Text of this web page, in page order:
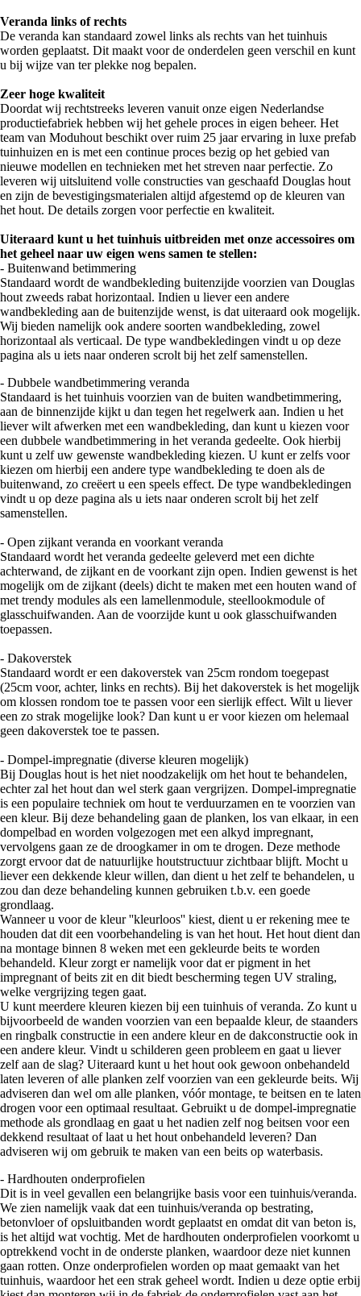
Veranda links of rechts
De veranda kan standaard zowel links als rechts van het tuinhuis
worden geplaatst. Dit maakt voor de onderdelen geen verschil en kunt
u bij wijze van ter plekke nog bepalen.
Zeer hoge kwaliteit
Doordat wij rechtstreeks leveren vanuit onze eigen Nederlandse
productiefabriek hebben wij het gehele proces in eigen beheer. Het
team van Moduhout beschikt over ruim 25 jaar ervaring in luxe prefab
tuinhuizen en is met een continue proces bezig op het gebied van
nieuwe modellen en technieken met het streven naar perfectie. Zo
leveren wij uitsluitend volle constructies van geschaafd Douglas hout
en zijn de bevestigingsmaterialen altijd afgestemd op de kleuren van
het hout. De details zorgen voor perfectie en kwaliteit.
Uiteraard kunt u het tuinhuis uitbreiden met onze accessoires om
het geheel naar uw eigen wens samen te stellen:
- Buitenwand betimmering
Standaard wordt de wandbekleding buitenzijde voorzien van Douglas
hout zweeds rabat horizontaal. Indien u liever een andere
wandbekleding aan de buitenzijde wenst, is dat uiteraard ook mogelijk.
Wij bieden namelijk ook andere soorten wandbekleding, zowel
horizontaal als verticaal. De type wandbekledingen vindt u op deze
pagina als u iets naar onderen scrolt bij het zelf samenstellen.
- Dubbele wandbetimmering veranda
Standaard is het tuinhuis voorzien van de buiten wandbetimmering,
aan de binnenzijde kijkt u dan tegen het regelwerk aan. Indien u het
liever wilt afwerken met een wandbekleding, dan kunt u kiezen voor
een dubbele wandbetimmering in het veranda gedeelte. Ook hierbij
kunt u zelf uw gewenste wandbekleding kiezen. U kunt er zelfs voor
kiezen om hierbij een andere type wandbekleding te doen als de
buitenwand, zo creëert u een speels effect. De type wandbekledingen
vindt u op deze pagina als u iets naar onderen scrolt bij het zelf
samenstellen.
- Open zijkant veranda en voorkant veranda
Standaard wordt het veranda gedeelte geleverd met een dichte
achterwand, de zijkant en de voorkant zijn open. Indien gewenst is het
mogelijk om de zijkant (deels) dicht te maken met een houten wand of
met trendy modules als een lamellenmodule, steellookmodule of
glasschuifwanden. Aan de voorzijde kunt u ook glasschuifwanden
toepassen.
- Dakoverstek
Standaard wordt er een dakoverstek van 25cm rondom toegepast
(25cm voor, achter, links en rechts). Bij het dakoverstek is het mogelijk
om klossen rondom toe te passen voor een sierlijk effect. Wilt u liever
een zo strak mogelijke look? Dan kunt u er voor kiezen om helemaal
geen dakoverstek toe te passen.
- Dompel-impregnatie (diverse kleuren mogelijk)
Bij Douglas hout is het niet noodzakelijk om het hout te behandelen,
echter zal het hout dan wel sterk gaan vergrijzen. Dompel-impregnatie
is een populaire techniek om hout te verduurzamen en te voorzien van
een kleur. Bij deze behandeling gaan de planken, los van elkaar, in een
dompelbad en worden volgezogen met een alkyd impregnant,
vervolgens gaan ze de droogkamer in om te drogen. Deze methode
zorgt ervoor dat de natuurlijke houtstructuur zichtbaar blijft. Mocht u
liever een dekkende kleur willen, dan dient u het zelf te behandelen, u
zou dan deze behandeling kunnen gebruiken t.b.v. een goede
grondlaag.
Wanneer u voor de kleur ''kleurloos'' kiest, dient u er rekening mee te
houden dat dit een voorbehandeling is van het hout. Het hout dient dan
na montage binnen 8 weken met een gekleurde beits te worden
behandeld. Kleur zorgt er namelijk voor dat er pigment in het
impregnant of beits zit en dit biedt bescherming tegen UV straling,
welke vergrijzing tegen gaat.
U kunt meerdere kleuren kiezen bij een tuinhuis of veranda. Zo kunt u
bijvoorbeeld de wanden voorzien van een bepaalde kleur, de staanders
en ringbalk constructie in een andere kleur en de dakconstructie ook in
een andere kleur. Vindt u schilderen geen probleem en gaat u liever
zelf aan de slag? Uiteraard kunt u het hout ook gewoon onbehandeld
laten leveren of alle planken zelf voorzien van een gekleurde beits. Wij
adviseren dan wel om alle planken, vóór montage, te beitsen en te laten
drogen voor een optimaal resultaat. Gebruikt u de dompel-impregnatie
methode als grondlaag en gaat u het nadien zelf nog beitsen voor een
dekkend resultaat of laat u het hout onbehandeld leveren? Dan
adviseren wij om gebruik te maken van een beits op waterbasis.
- Hardhouten onderprofielen
Dit is in veel gevallen een belangrijke basis voor een tuinhuis/veranda.
We zien namelijk vaak dat een tuinhuis/veranda op bestrating,
betonvloer of opsluitbanden wordt geplaatst en omdat dit van beton is,
is het altijd wat vochtig. Met de hardhouten onderprofielen voorkomt u
optrekkend vocht in de onderste planken, waardoor deze niet kunnen
gaan rotten. Onze onderprofielen worden op maat gemaakt van het
tuinhuis, waardoor het een strak geheel wordt. Indien u deze optie erbij